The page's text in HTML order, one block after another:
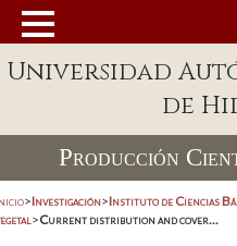
Universidad
de
Producción
>Investigación>Instituto de Ciencias
>Current distribution and cover...